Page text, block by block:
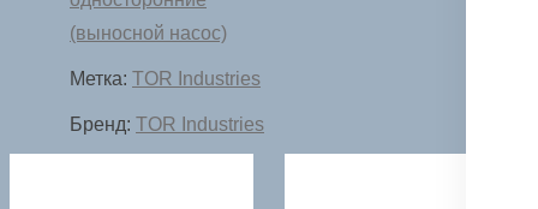
односторонний
(выносной насос)
Метка: TOR Industries
Бренд: TOR Industries